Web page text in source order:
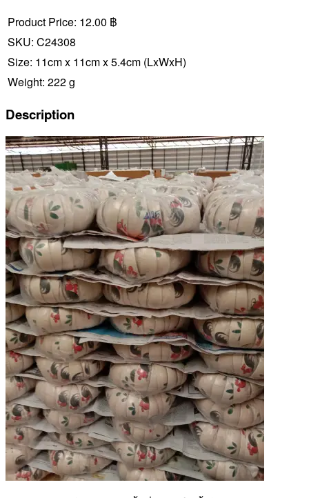
Product Price: 12.00 ฿
SKU: C24308
Size: 11cm x 11cm x 5.4cm (LxWxH)
Weight: 222 g
Description